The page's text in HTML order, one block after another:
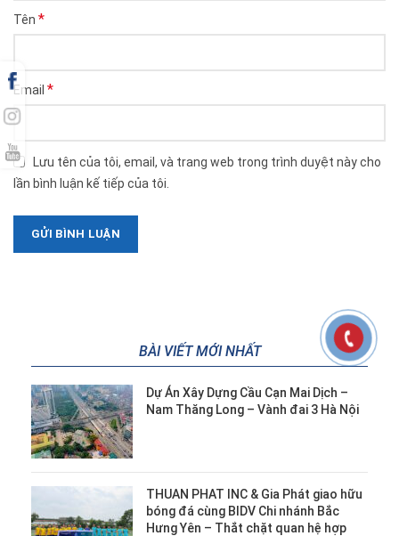
Tên *
Email *
Lưu tên của tôi, email, và trang web trong trình duyệt này cho
lần bình luận kế tiếp của tôi.
BÀI VIẾT MỚI NHẤT
Dự Án Xây Dựng Cầu Cạn Mai Dịch –
Nam Thăng Long – Vành đai 3 Hà Nội
THUAN PHAT INC & Gia Phát giao hữu
bóng đá cùng BIDV Chi nhánh Bắc
Hưng Yên – Thắt chặt quan hệ hợp